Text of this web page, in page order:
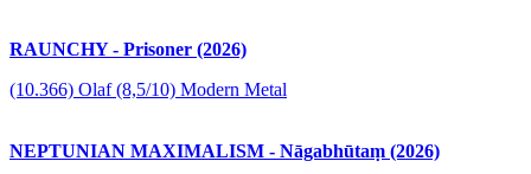
RAUNCHY - Prisoner (2026)
(10.366) Olaf (8,5/10) Modern Metal
NEPTUNIAN MAXIMALISM - Nāgabhūtaṃ (2026)